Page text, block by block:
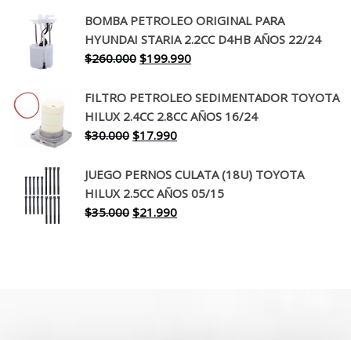
original
era:
$650.000.
actual
es:
$519.990.
BOMBA PETROLEO ORIGINAL PARA
HYUNDAI STARIA 2.2CC D4HB AÑOS 22/24
$260.000 El
original
era:
$260.000.
$199.990El
actual
es:
FILTRO PETROLEO SEDIMENTADOR TOYOTA
HILUX 2.4CC 2.8CC AÑOS 16/24
$30.000 El
original
era:
$30.000.
$17.990El
actual
es:
$17.990.
JUEGO PERNOS CULATA (18U) TOYOTA
HILUX 2.5CC AÑOS 05/15
$35.000 El
$21.990El